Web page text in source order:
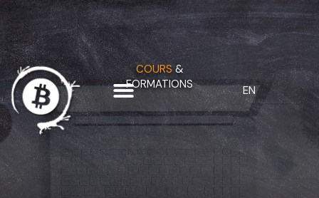
Aller
au
contenu
EN
COURS&
FORMATIONS